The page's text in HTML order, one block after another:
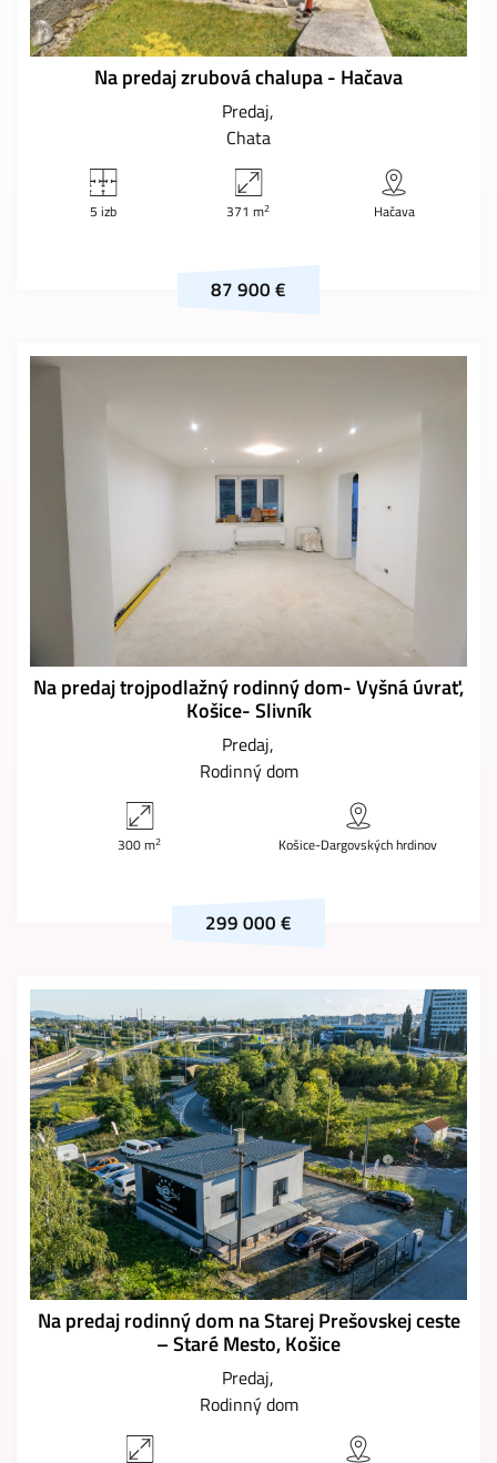
Na predaj zrubová chalupa - Hačava
Predaj
Chata
5 izb 371 m2 Hačava
87 900 €
Na predaj trojpodlažný rodinný dom- Vyšná úvrať,
Košice- Slivník
Predaj
Rodinný dom
300 m2 Košice-Dargovských hrdinov
299 000 €
Na predaj rodinný dom na Starej Prešovskej ceste
– Staré Mesto, Košice
Predaj
Rodinný dom